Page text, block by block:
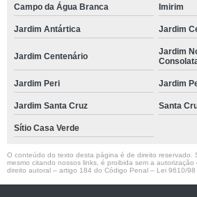
Campo da Água Branca
Imirim
Jardim Antártica Jardim
Jardim Centenário
Jardim
Jardim Peri Jardim
Jardim Santa Cruz Santa
Sítio Casa Verde
O conteúdo do texto desta página é de direito reservado.
mesmo citando nossos links, é proibida sem a autorização
direito autoral – artigo 184 do Código Penal – Lei 9610/